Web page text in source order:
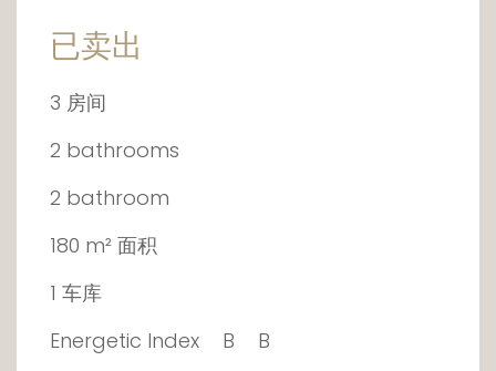
已卖出
3 房间
2 bathrooms
2 bathroom
180 m² 面积
1 车库
Energetic Index
B B